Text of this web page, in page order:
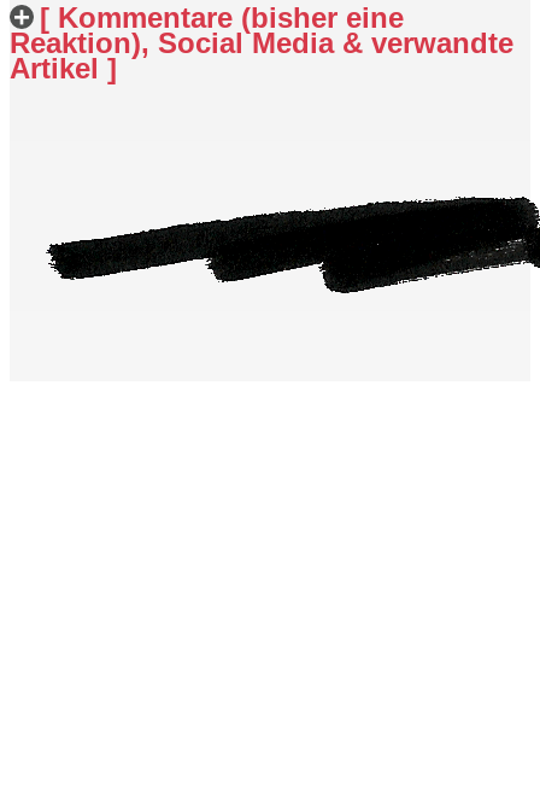
[ Kommentare (bisher eine
Reaktion), Social Media & verwandte
Artikel ]